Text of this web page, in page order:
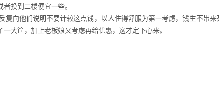
换到二楼便宜一些。
向他们说明不要计较这点钱，以人住得舒服为第一考虑，钱生不带来
大筐，加上老板娘又考虑再给优惠，这才定下心来。